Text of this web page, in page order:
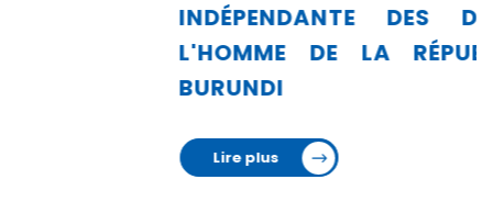
INDÉPENDANTE DES DROITS DE
L'HOMME DE LA RÉPUBLIQUE DU